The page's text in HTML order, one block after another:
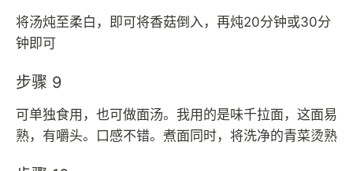
将汤炖至柔白，即可将香菇倒入，再炖20分钟或30分
钟即可
步骤 9
可单独食用，也可做面汤。我用的是味千拉面，这面易
熟，有嚼头。口感不错。煮面同时，将洗净的青菜烫熟